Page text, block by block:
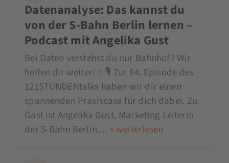
Datenanalyse: Das kannst du
von der S-Bahn Berlin lernen –
Podcast mit Angelika Gust
Bei Daten verstehst du nur Bahnhof? Wir
helfen dir weiter! ✨🎙 Zur 84. Episode des
121STUNDENtalks haben wir dir einen
spannenden Praxiscase für dich dabei. Zu
Gast ist Angelika Gust, Marketing Leiterin
der S-Bahn Berlin.... » weiterlesen